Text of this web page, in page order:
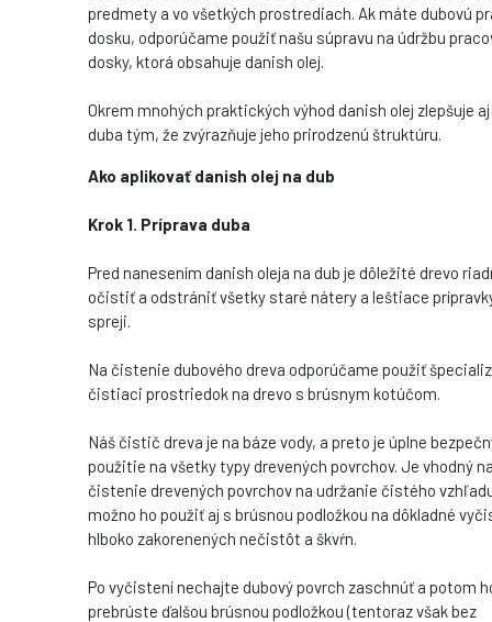
predmety a vo všetkých prostrediach. Ak máte dubovú
dosku, odporúčame použiť našu súpravu na údržbu
dosky, ktorá obsahuje danish olej.
Okrem mnohých praktických výhod danish olej zlepšuje
duba tým, že zvýrazňuje jeho prirodzenú štruktúru.
Ako aplikovať danish olej na dub
Krok 1. Príprava duba
Pred nanesením danish oleja na dub je dôležité drevo
očistiť a odstrániť všetky staré nátery a leštiace
spreji.
Na čistenie dubového dreva odporúčame použiť
čistiaci prostriedok na drevo s brúsnym kotúčom.
Náš čistič dreva je na báze vody, a preto je úplne
použitie na všetky typy drevených povrchov. Je vhodný
čistenie drevených povrchov na udržanie čistého
možno ho použiť aj s brúsnou podložkou na dôkladné
hlboko zakorenených nečistôt a škvŕn.
Po vyčistení nechajte dubový povrch zaschnúť a potom
prebrúste ďalšou brúsnou podložkou (tentoraz však bez